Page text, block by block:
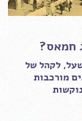
חמאס?
לקהל של
מורכבות